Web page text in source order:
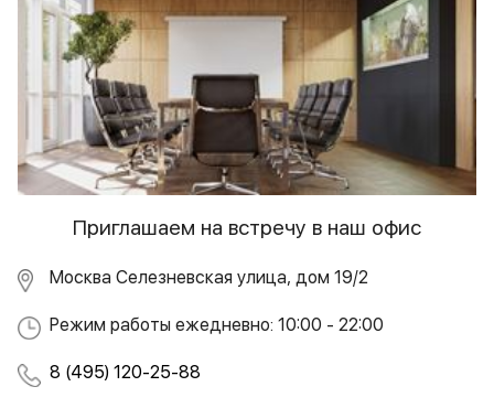
Приглашаем на встречу в наш офис
Москва Селезневская улица, дом 19/2
Режим работы ежедневно: 10:00 - 22:00
8 (495) 120-25-88